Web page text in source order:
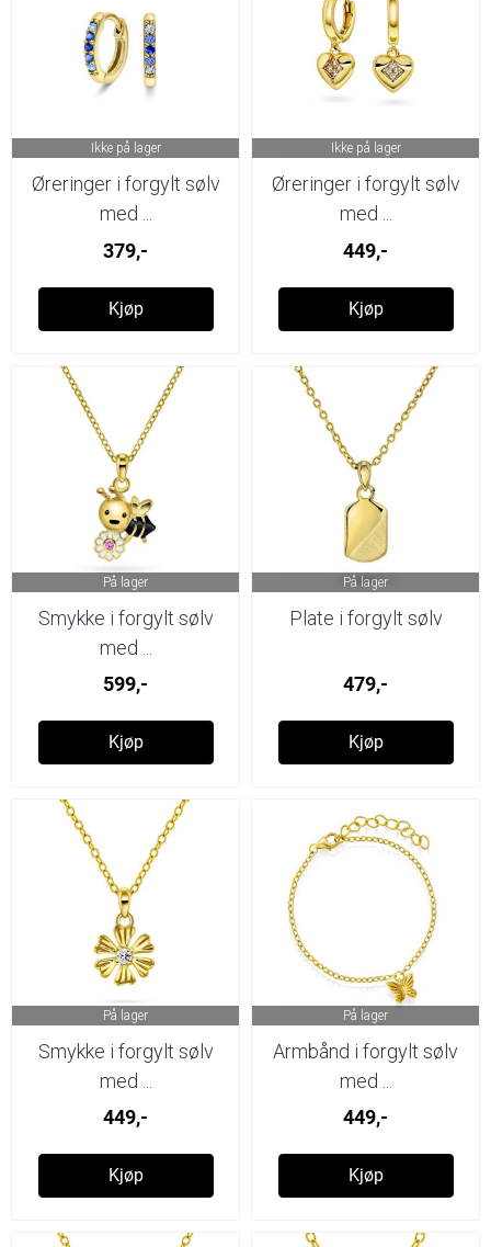
Ikke på lager
Øreringer i forgylt sølv
med ...
379,-
Kjøp
Ikke på lager
Øreringer i forgylt sølv
med ...
449,-
Kjøp
På lager
Smykke i forgylt sølv
med ...
599,-
Kjøp
På lager
Plate i forgylt sølv
479,-
Kjøp
På lager
Smykke i forgylt sølv
med ...
449,-
Kjøp
På lager
Armbånd i forgylt sølv
med ...
449,-
Kjøp